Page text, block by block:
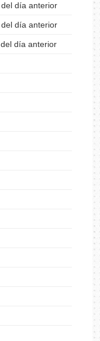
del día anterior
del día anterior
del día anterior